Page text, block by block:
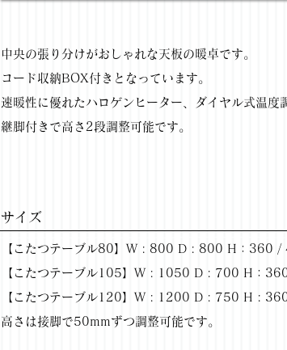
中央の張り分けがおしゃれな天板の暖卓です。
コード収納BOX付きとなっています。
速暖性に優れたハロゲンヒーター、ダイヤル式温度
継脚付きで高さ2段調整可能です。
サイズ
【こたつテーブル80】W : 800 D : 800 H：360 /
【こたつテーブル105】W : 1050 D : 700 H：
【こたつテーブル120】W : 1200 D : 750 H :
高さは接脚で50mmずつ調整可能です。